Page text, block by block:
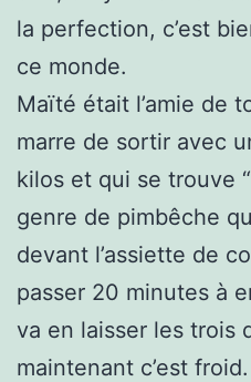
la perfection, c’est
ce monde.
Maïté était l’amie de
marre de sortir avec
kilos et qui se trouve
genre de pimbêche
devant l’assiette de
passer 20 minutes à
va en laisser les trois
maintenant c’est